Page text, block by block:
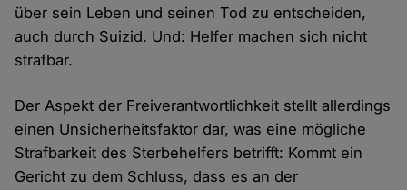
über sein Leben und seinen Tod zu entscheiden,
auch durch Suizid. Und: Helfer machen sich nicht
strafbar.
Der Aspekt der Freiverantwortlichkeit stellt allerdings
einen Unsicherheitsfaktor dar, was eine mögliche
Strafbarkeit des Sterbehelfers betrifft: Kommt ein
Gericht zu dem Schluss, dass es an der